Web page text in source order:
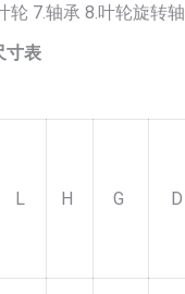
轮 7.轴承 8.叶轮旋转轴
寸表
L H G D